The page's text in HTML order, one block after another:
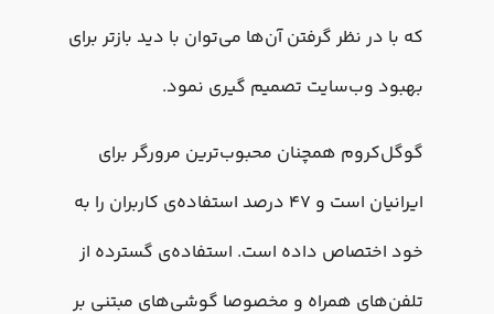
که با در نظر گرفتن آن‌ها می‌توان با دید بازتر برای
بهبود وب‌سایت تصمیم گیری نمود.
گوگل‌کروم همچنان محبوب‌ترین مرورگر برای
ایرانیان است و ۴۷ درصد استفاده‌ی کاربران را به
خود اختصاص داده است. استفاده‌ی گسترده از
تلفن‌های همراه و مخصوصا گوشی‌های مبتنی بر